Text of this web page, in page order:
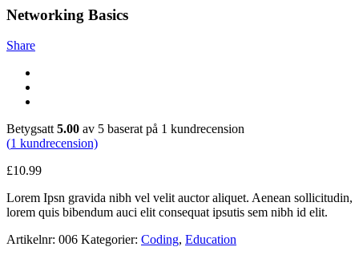
Networking Basics
Share
Betygsatt5.00 av 5 baserat på 1 kundrecension
(1 kundrecension)
£10.99
Lorem Ipsn gravida nibh vel velit auctor aliquet. Aenean sollicitudin,
lorem quis bibendum auci elit consequat ipsutis sem nibh id elit.
Artikelnr: 006 Kategorier: Coding, Education